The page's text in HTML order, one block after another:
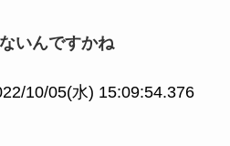
いんですかね
10/05(水) 15:09:54.376